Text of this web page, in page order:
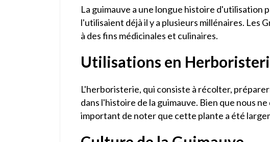
La guimauve a une longue histoire d'utilisation
l'utilisaient déjà il y a plusieurs millénaires. Les
à des fins médicinales et culinaires.
Utilisations en
L'herboristerie, qui consiste à récolter,
dans l'histoire de la guimauve. Bien que nous
important de noter que cette plante a été